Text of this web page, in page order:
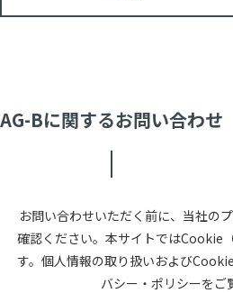
AG-Bに関するお問い合わせ
お問い合わせいただく前に、当社の
確認ください。本サイトではCookie
す。個人情報の取り扱いおよび
バシー・ポリシーをご